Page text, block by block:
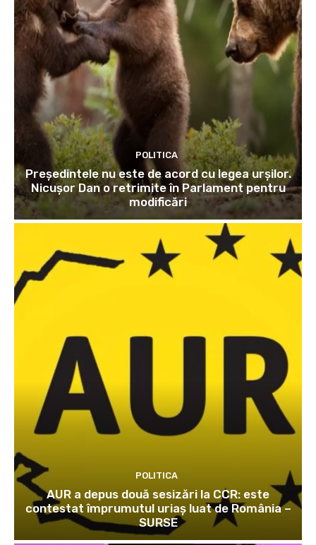
POLITICA
Președintele nu este de acord cu legea urșilor.
Nicușor Dan o retrimite în Parlament pentru
modificări
POLITICA
AUR a depus două sesizări la CCR: este
contestat împrumutul uriaș luat de România –
SURSE